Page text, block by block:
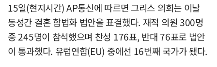
15일(현지시간) AP통신에 따르면 그리스 의회는 이날
동성간 결혼 합법화 법안을 표결했다. 재적 의원 300명
중 245명이 참석했으며 찬성 176표, 반대 76표로 법안
이 통과했다. 유럽연합(EU) 중에선 16번째 국가가 됐다.